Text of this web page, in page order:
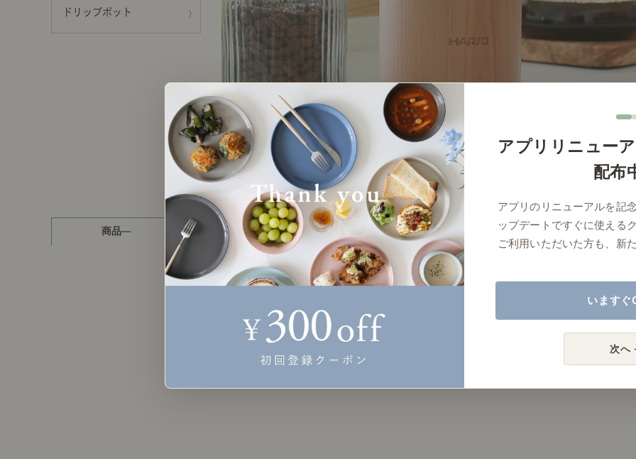
製品ストーリー 商品紹介（動画）
書籍連動企画 AGRAソファのこと
オリジナル家具の企画経緯
お部屋ビフォーアフター ルームツアー モーニングルーティン
Vlog「日々うらら」 Vlog「にわかに、暮らせば。」
ドリップポット
商品 読み物 詳細 サイズ／カラーをまとめる
アプリリニュー
配布
アプリのリニューアルを記
ップデートですぐに使える
ご利用いただいた方も、新
いますぐ
次へ